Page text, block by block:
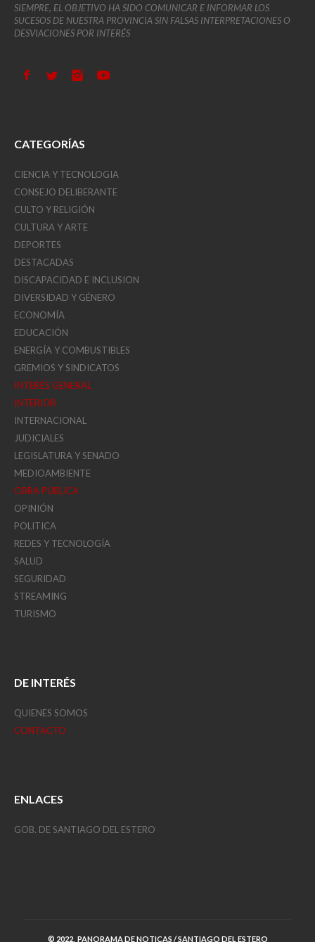
SIEMPRE, EL OBJETIVO HA SIDO COMUNICAR E INFORMAR LOS
SUCESOS DE NUESTRA PROVINCIA SIN FALSAS INTERPRETACIONES O
DESVIACIONES POR INTERÉS
CATEGORÍAS
CIENCIA Y TECNOLOGIA
CONSEJO DELIBERANTE
CULTO Y RELIGIÓN
CULTURA Y ARTE
DEPORTES
DESTACADAS
DISCAPACIDAD E INCLUSION
DIVERSIDAD Y GÉNERO
ECONOMÍA
EDUCACIÓN
ENERGÍA Y COMBUSTIBLES
GREMIOS Y SINDICATOS
INTERÉS GENERAL
INTERIOR
INTERNACIONAL
JUDICIALES
LEGISLATURA Y SENADO
MEDIOAMBIENTE
OBRA PÚBLICA
OPINIÓN
POLITICA
REDES Y TECNOLOGÍA
SALUD
SEGURIDAD
STREAMING
TURISMO
DE INTERÉS
QUIENES SOMOS
CONTACTO
ENLACES
GOB. DE SANTIAGO DEL ESTERO
© 2022, PANORAMA DE NOTICAS / SANTIAGO DEL ESTERO